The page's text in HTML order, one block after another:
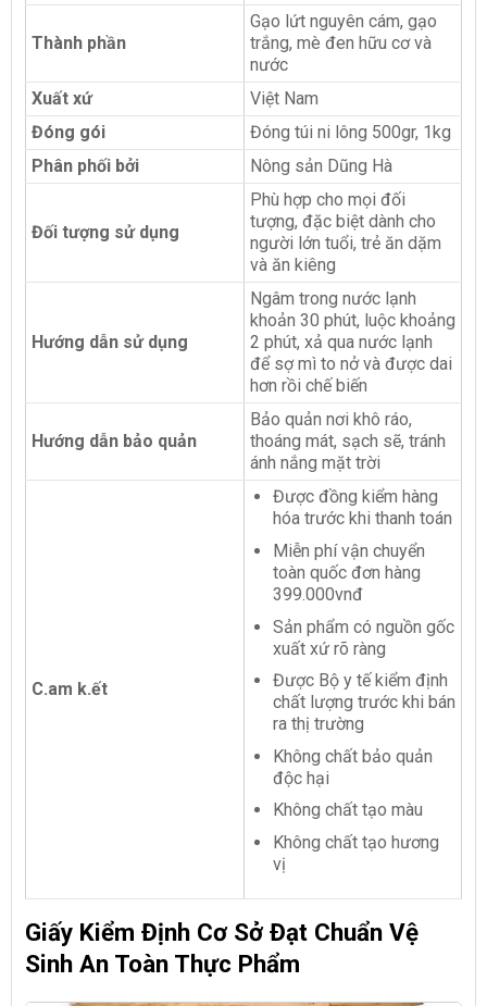
Thành phần
Gạo lứt nguyên cám, gạo
trắng, mè đen hữu cơ và
nước
Xuất xứ
Việt Nam
Đóng gói
Đóng túi ni lông 500gr, 1kg
Phân phối bởi
Nông sản Dũng Hà
Đối tượng sử dụng
Phù hợp cho mọi đối
tượng, đặc biệt dành cho
người lớn tuổi, trẻ ăn dặm
và ăn kiêng
Hướng dẫn sử dụng
Ngâm trong nước lạnh
khoản 30 phút, luộc khoảng
2 phút, xả qua nước lạnh
để sợ mì to nở và được dai
hơn rồi chế biến
Hướng dẫn bảo quản
Bảo quản nơi khô ráo,
thoáng mát, sạch sẽ, tránh
ánh nắng mặt trời
C.am k.ết
Được đồng kiểm hàng
hóa trước khi thanh toán
Miễn phí vận chuyển
toàn quốc đơn hàng
399.000vnđ
Sản phẩm có nguồn gốc
xuất xứ rõ ràng
Được Bộ y tế kiểm định
chất lượng trước khi bán
ra thị trường
Không chất bảo quản
độc hại
Không chất tạo màu
Không chất tạo hương
vị
Giấy Kiểm Định Cơ Sở Đạt Chuẩn Vệ
Sinh An Toàn Thực Phẩm